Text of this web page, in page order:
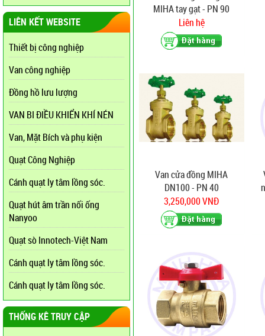
LIÊN KẾT WEBSITE
Thiết bị công nghiệp
Van công nghiệp
Đồng hồ lưu lượng
VAN BI ĐIỀU KHIỂN KHÍ NÉN
Van, Mặt Bích và phụ kiện
Quạt Công Nghiệp
Cánh quạt ly tâm lồng sóc.
Quạt hút âm trần nối ống
Nanyoo
Quạt sò Innotech-Việt Nam
Cánh quạt ly tâm lồng sóc.
Cánh quạt ly tâm lồng sóc.
THỐNG KÊ TRUY CẬP
MIHA tay gạt - PN 90
Liên hệ
Van cửa đồng MIHA
DN100 - PN 40
3,250,000 VNĐ